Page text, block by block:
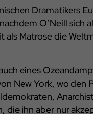
Dramatikers
O’Neill sich
als Matrose die
eines
New York, wo den
die ihn aber nur